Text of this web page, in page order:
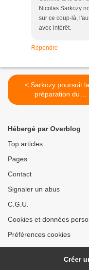
Nicolas Sarkozy
sur ce coup-là,
avec intérêt.
Répondre
< Sarkozy poursuit la
préparation du
gouvernement et
Hébergé par Overblog
Top articles
Pages
Contact
Signaler un abus
C.G.U.
Cookies et données
Préférences cookies
Créer